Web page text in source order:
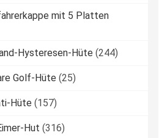
mit 5 Platten
Hysteresen-Hüte (244)
Golf-Hüte (25)
Hüte (157)
Hut (316)